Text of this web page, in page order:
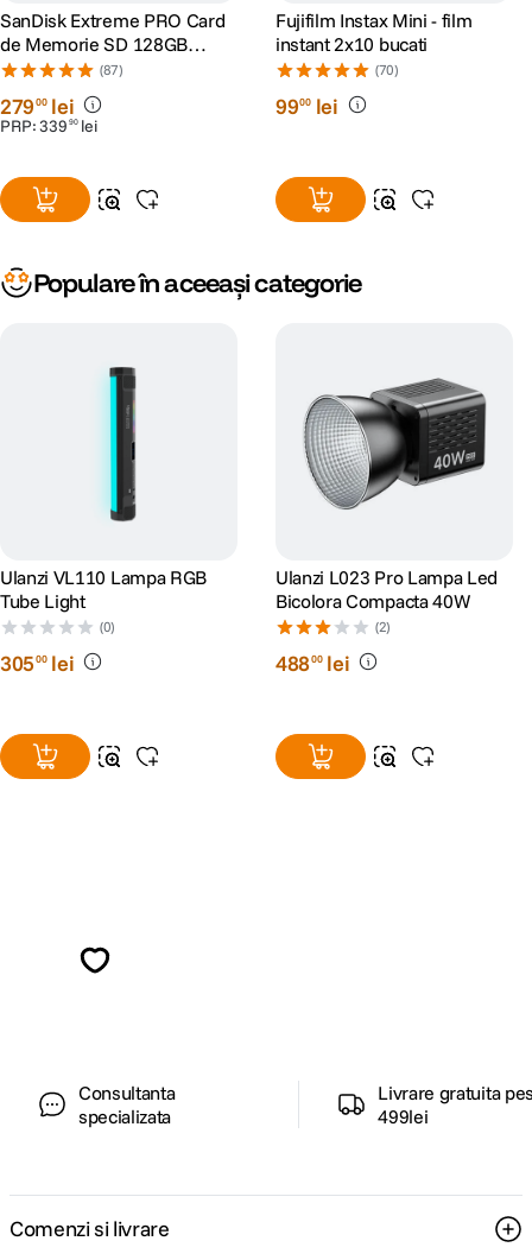
SanDisk Extreme PRO Card
de Memorie SD 128GB
SDXC UHS-I Class 10 U3 V30
+ 2 Ani RescuePRO Deluxe
(87)
27900 lei
PRP:339 90 lei
Fujifilm Instax Mini - film
instant 2x10 bucati
(70)
9900 lei
Populare în aceeași categorie
Ulanzi VL110 Lampa RGB
Tube Light
(0)
30500 lei
Ulanzi L023 Pro Lampa Led
Bicolora Compacta 40W
(2)
48800 lei
Consultanta
specializata
Livrare gratuita
499lei
Comenzi si livrare